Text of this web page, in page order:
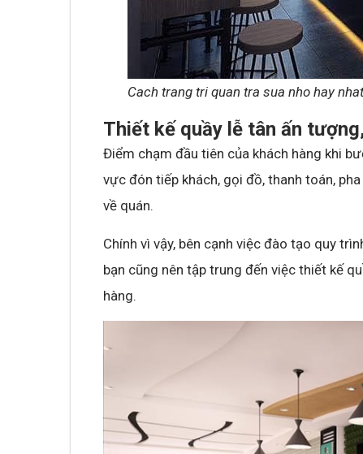
Cach trang tri quan tra sua nho hay
Thiết kế quầy lễ tân ấn
Điểm chạm đầu tiên của khách hàng khi
vực đón tiếp khách, gọi đồ, thanh toán,
về quán.
Chính vì vậy, bên cạnh việc đào tạo quy
bạn cũng nên tập trung đến việc thiết kế
hàng.